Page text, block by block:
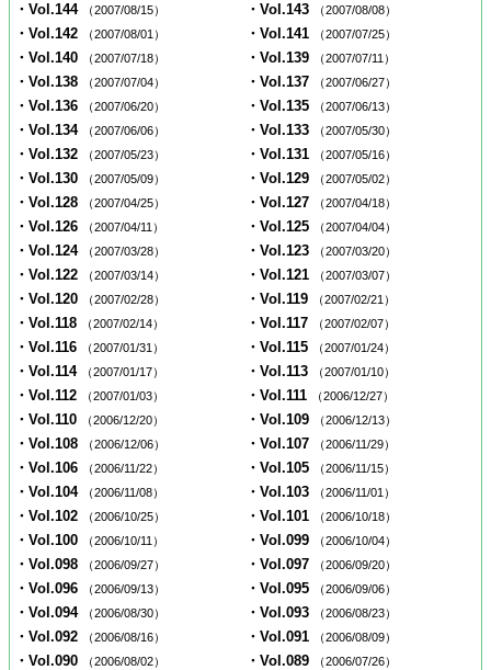
・Vol.144 （2007/08/15） ・Vol.143 （2007/08/08）
・Vol.142 （2007/08/01） ・Vol.141 （2007/07/25）
・Vol.140 （2007/07/18） ・Vol.139 （2007/07/11）
・Vol.138 （2007/07/04） ・Vol.137 （2007/06/27）
・Vol.136 （2007/06/20） ・Vol.135 （2007/06/13）
・Vol.134 （2007/06/06） ・Vol.133 （2007/05/30）
・Vol.132 （2007/05/23） ・Vol.131 （2007/05/16）
・Vol.130 （2007/05/09） ・Vol.129 （2007/05/02）
・Vol.128 （2007/04/25） ・Vol.127 （2007/04/18）
・Vol.126 （2007/04/11） ・Vol.125 （2007/04/04）
・Vol.124 （2007/03/28） ・Vol.123 （2007/03/20）
・Vol.122 （2007/03/14） ・Vol.121 （2007/03/07）
・Vol.120 （2007/02/28） ・Vol.119 （2007/02/21）
・Vol.118 （2007/02/14） ・Vol.117 （2007/02/07）
・Vol.116 （2007/01/31） ・Vol.115 （2007/01/24）
・Vol.114 （2007/01/17） ・Vol.113 （2007/01/10）
・Vol.112 （2007/01/03） ・Vol.111 （2006/12/27）
・Vol.110 （2006/12/20） ・Vol.109 （2006/12/13）
・Vol.108 （2006/12/06） ・Vol.107 （2006/11/29）
・Vol.106 （2006/11/22） ・Vol.105 （2006/11/15）
・Vol.104 （2006/11/08） ・Vol.103 （2006/11/01）
・Vol.102 （2006/10/25） ・Vol.101 （2006/10/18）
・Vol.100 （2006/10/11） ・Vol.099 （2006/10/04）
・Vol.098 （2006/09/27） ・Vol.097 （2006/09/20）
・Vol.096 （2006/09/13） ・Vol.095 （2006/09/06）
・Vol.094 （2006/08/30） ・Vol.093 （2006/08/23）
・Vol.092 （2006/08/16） ・Vol.091 （2006/08/09）
・Vol.090 （2006/08/02） ・Vol.089 （2006/07/26）